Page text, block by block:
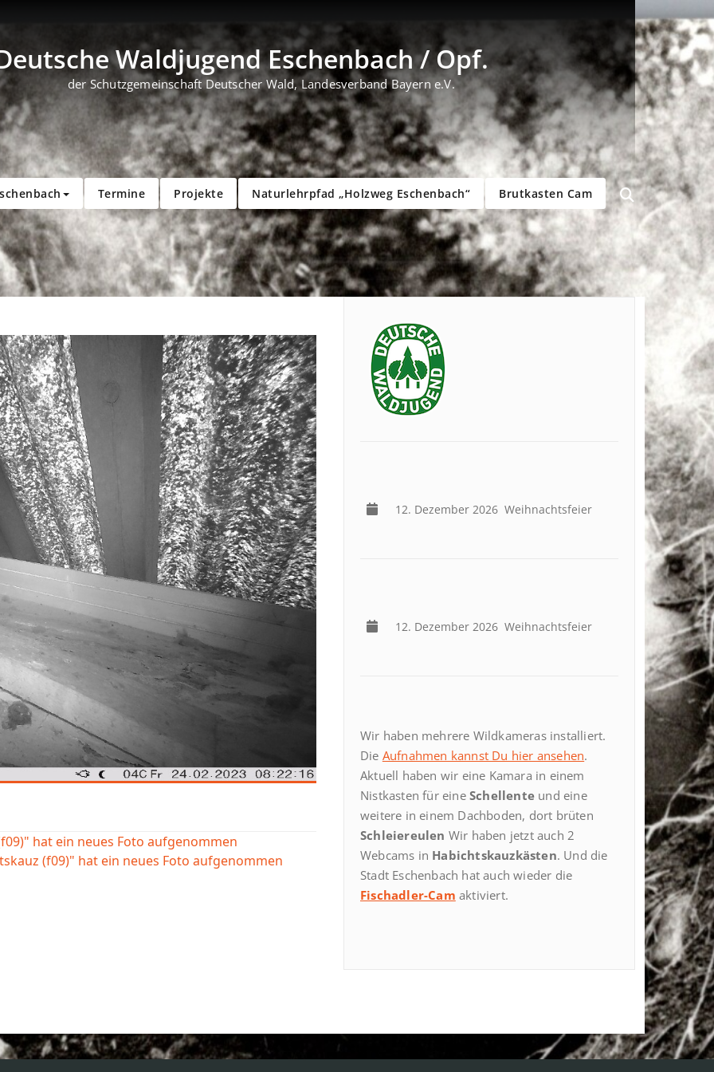
Waldjugend Eschenbach / Opf.
der Schutzgemeinschaft Deutscher Wald, Landesverband Bayern e.V.
Termine Projekte Naturlehrpfad „Holzweg Eschenbach“ Brutkasten Cam
hat ein neues Foto aufgenommen
(f09)" hat ein neues Foto aufgenommen
12. Dezember 2026 Weihnachtsfeier
12. Dezember 2026 Weihnachtsfeier
Wir haben mehrere Wildkameras installiert.
Die Aufnahmen kannst Du hier ansehen.
Aktuell haben wir eine Kamara in einem
Nistkasten für eine Schellente und eine
weitere in einem Dachboden, dort brüten
Schleiereulen Wir haben jetzt auch 2
Webcams in Habichtskauzkästen. Und die
Stadt Eschenbach hat auch wieder die
Fischadler-Cam aktiviert.